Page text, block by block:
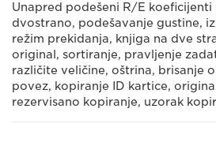
Unapred podešeni R/E koeficijenti
dvostrano, podešavanje gustine,
režim prekidanja, knjiga na dve
original, sortiranje, pravljenje
različite veličine, oštrina, brisanje
povez, kopiranje ID kartice,
rezervisano kopiranje, uzorak